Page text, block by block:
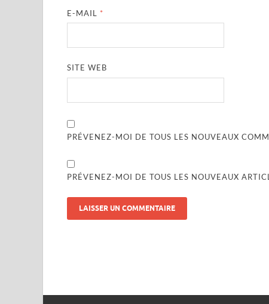
E-MAIL *
SITE WEB
PRÉVENEZ-MOI DE TOUS LES NOUVEAUX
PRÉVENEZ-MOI DE TOUS LES NOUVEAUX